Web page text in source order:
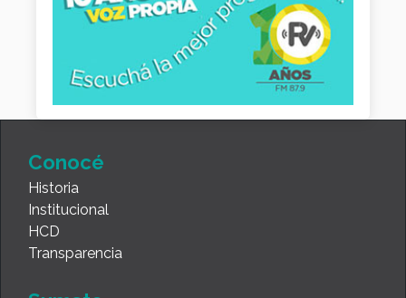
Conocé
Historia
Institucional
HCD
Transparencia